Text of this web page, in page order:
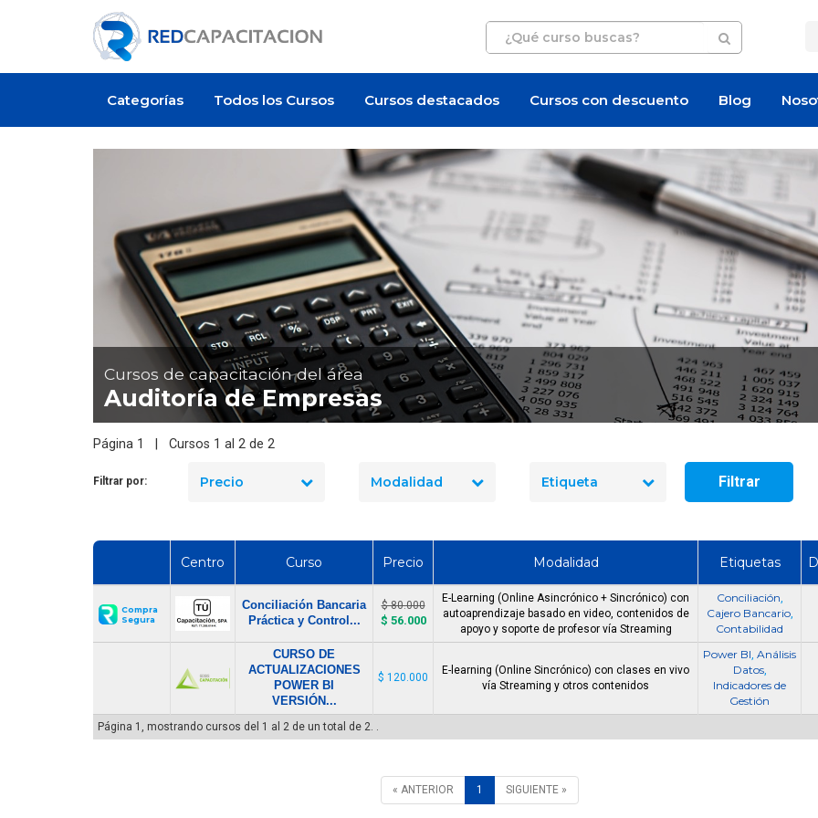
Categorías Todos los Cursos Cursos destacados Cursos con descuento Blog
Cursos de capacitación del área
Auditoría de Empresas
Página 1 | Cursos 1 al 2 de 2
Filtrar por: Precio Modalidad Etiqueta Filtrar
Centro Curso Precio Modalidad Etiquetas
Compra
Segura
Conciliación Bancaria
Práctica y Control...
$ 80.000
$ 56.000
E-Learning (Online Asincrónico + Sincrónico) con
autoaprendizaje basado en video, contenidos de
apoyo y soporte de profesor vía Streaming
Conciliación,
Cajero Bancario,
Contabilidad
CURSO DE
ACTUALIZACIONES
POWER BI
VERSIÓN...
$ 120.000
E-learning (Online Sincrónico) con clases en vivo
vía Streaming y otros contenidos
Power BI, Análisis
Datos,
Indicadores de
Gestión
Página 1, mostrando cursos del 1 al 2 de un total de 2. .
« ANTERIOR 1 SIGUIENTE »